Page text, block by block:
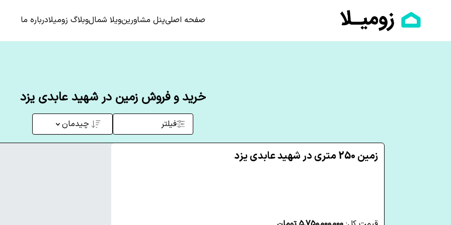
صفحه اصلیپنل مشاورینویلا شمالوبلاگ زومیلادرباره ما
خرید و فروش زمین در شهید عابدی یزد
فیلتر چیدمان
زمین 250 متری در شهید عابدی یزد